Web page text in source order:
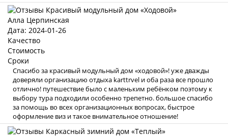
Алла Церпинская
Дата: 2024-01-26
Качество
Стоимость
Сроки
Спасибо за красивый модульный дом «ходовой»! уже дважды
доверяли организацию отдыха karttrvel и оба раза все прошло
отлично! путешествие было с маленьким ребёнком поэтому к
выбору тура подходили особенно трепетно. большое спасибо
за помощь во всех организационных вопросах, быстрое
оформление виз и такое внимательное отношение!